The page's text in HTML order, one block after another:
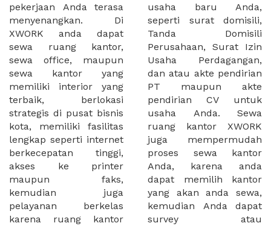
pekerjaan Anda terasa
menyenangkan. Di
XWORK anda dapat
sewa ruang kantor,
sewa office, maupun
sewa kantor yang
memiliki interior yang
terbaik, berlokasi
strategis di pusat bisnis
kota, memiliki fasilitas
lengkap seperti internet
berkecepatan tinggi,
akses ke printer
maupun faks,
kemudian juga
pelayanan berkelas
karena ruang kantor
usaha baru Anda,
seperti surat domisili,
Tanda Domisili
Perusahaan, Surat Izin
Usaha Perdagangan,
dan atau akte pendirian
PT maupun akte
pendirian CV untuk
usaha Anda. Sewa
ruang kantor XWORK
juga mempermudah
proses sewa kantor
Anda, karena anda
dapat memilih kantor
yang akan anda sewa,
kemudian Anda dapat
survey atau